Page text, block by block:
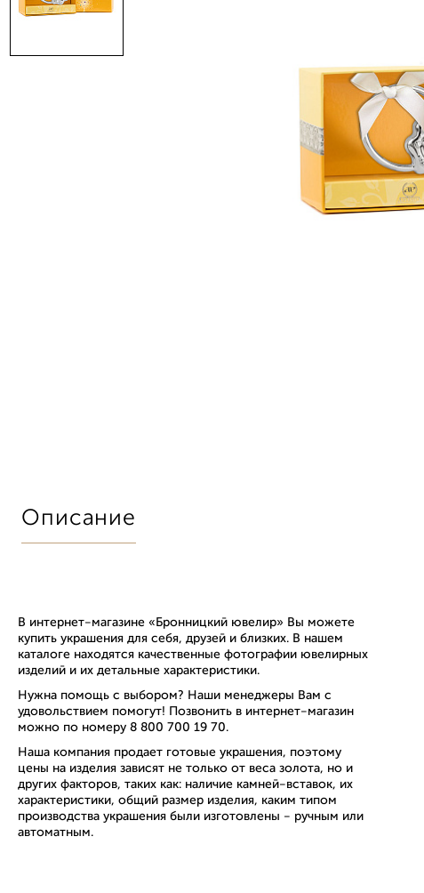
Описание
В интернет-магазине «Бронницкий ювелир» Вы можете
купить украшения для себя, друзей и близких. В нашем
каталоге находятся качественные фотографии ювелирных
изделий и их детальные характеристики.
Нужна помощь с выбором? Наши менеджеры Вам с
удовольствием помогут! Позвонить в интернет-магазин
можно по номеру 8 800 700 19 70.
Наша компания продает готовые украшения, поэтому
цены на изделия зависят не только от веса золота, но и
других факторов, таких как: наличие камней-вставок, их
характеристики, общий размер изделия, каким типом
производства украшения были изготовлены - ручным или
автоматным.